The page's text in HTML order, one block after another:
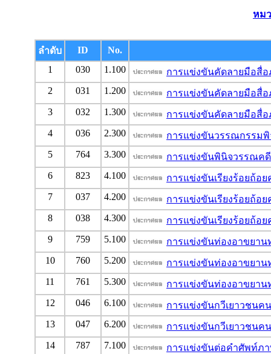
หม
ลำดับ ID
No.
1
030 1.100
การแข่งขันคัดลายมือสื่อ
2
031 1.200
การแข่งขันคัดลายมือสื่อ
3
032 1.300
การแข่งขันคัดลายมือสื่อ
4
036 2.300
การแข่งขันวรรณกรรม
5
764 3.300
การแข่งขันพินิจวรรณคดี
6
823 4.100
การแข่งขันเรียงร้อยถ้อย
7
037 4.200
การแข่งขันเรียงร้อยถ้อย
8
038 4.300
การแข่งขันเรียงร้อยถ้อย
9
759 5.100
การแข่งขันท่องอาขยาน
10
760 5.200
การแข่งขันท่องอาขยาน
11
761 5.300
การแข่งขันท่องอาขยาน
12
046 6.100
การแข่งขันกวีเยาวชนค
13
047 6.200
การแข่งขันกวีเยาวชนค
14
787 7.100
การแข่งขันต่อคำศัพท์ภา